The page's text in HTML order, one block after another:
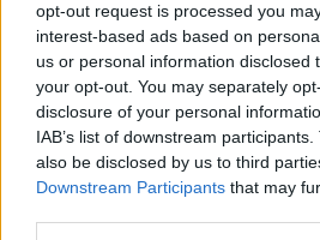
opt-out request is processed you
interest-based ads based on
us or personal information disclosed
your opt-out. You may separately
disclosure of your personal
IAB’s list of downstream
also be disclosed by us to third
Downstream Participants that may
22:19
Bank of America: Η Gen Z
άλλη γενιά, αλλά συνεχίζει να
Τζόκερ: Τα αποτελέσματα της
Ελπίδα για τη Δημοκρατία: Νέα